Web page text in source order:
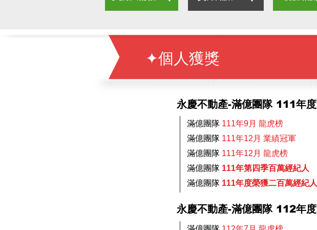
✦個人獲獎
永慶不動產-滿億團隊 111年度
滿億團隊 111年9月 龍虎榜
滿億團隊 111年12月 業績冠軍
滿億團隊 111年12月 龍虎榜
滿億團隊 111年第四季百萬經紀人
滿億團隊 111年度榮獲二百萬經紀人
永慶不動產-滿億團隊 112年度